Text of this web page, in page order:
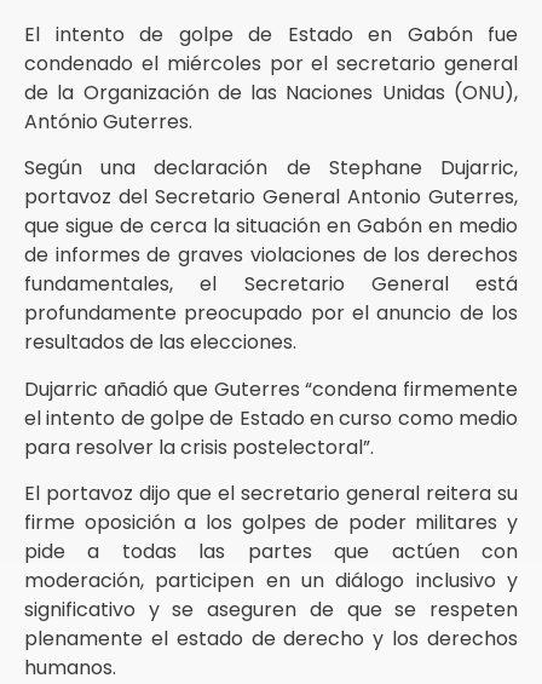
El intento de golpe de Estado en Gabón fue
condenado el miércoles por el secretario general
de la Organización de las Naciones Unidas (ONU),
António Guterres.
Según una declaración de Stephane Dujarric,
portavoz del Secretario General Antonio Guterres,
que sigue de cerca la situación en Gabón en medio
de informes de graves violaciones de los derechos
fundamentales, el Secretario General está
profundamente preocupado por el anuncio de los
resultados de las elecciones.
Dujarric añadió que Guterres “condena firmemente
el intento de golpe de Estado en curso como medio
para resolver la crisis postelectoral”.
El portavoz dijo que el secretario general reitera su
firme oposición a los golpes de poder militares y
pide a todas las partes que actúen con
moderación, participen en un diálogo inclusivo y
significativo y se aseguren de que se respeten
plenamente el estado de derecho y los derechos
humanos.